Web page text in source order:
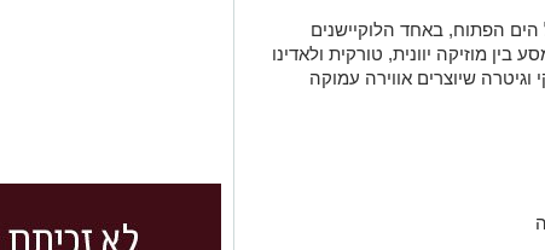
הים הפתוח, באחד הלוקיישנים
מוזיקה יוונית, טורקית ולאדינו
וגיטרה שיוצרים אווירה עמוקה